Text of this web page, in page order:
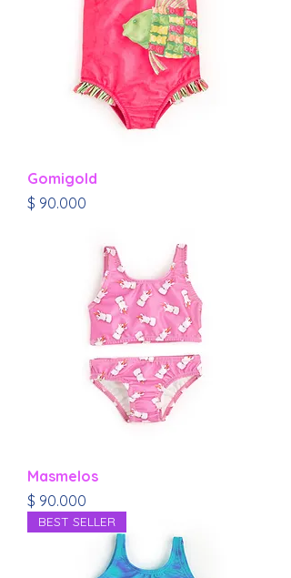
Gomigold
Precio
$ 90.000
Masmelos
Precio
$ 90.000
BEST SELLER